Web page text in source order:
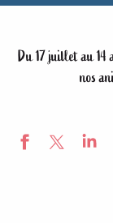
Du 17 juillet au 14
nos